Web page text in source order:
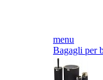
menu
Bagagli per